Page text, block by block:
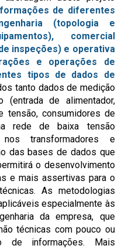
de diferentes
(topologia e
comercial
inspeções) e operativa
e operações de
tipos de dados de
tanto dados de medição
de alimentador,
tensão, consumidores de
rede de baixa tensão
nos transformadores e
das bases de dados que
o desenvolvimento
e mais assertivas para o
As metodologias
especialmente às
da empresa, que
técnicas com pouco ou
de informações. Mais